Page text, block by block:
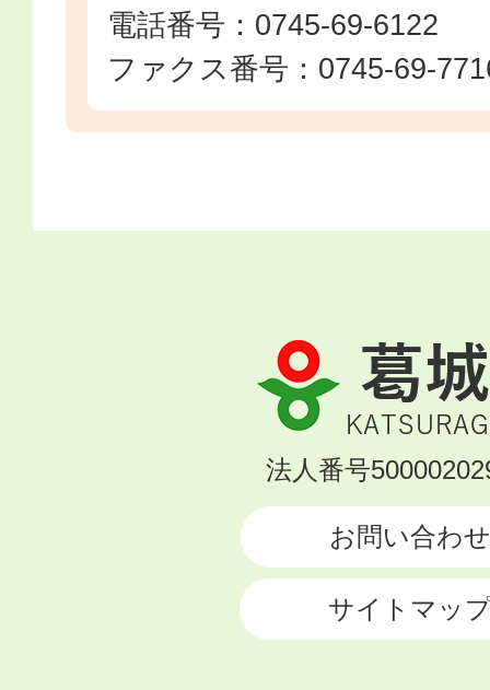
電話番号：0745-69-6122
ファクス番号：0745-69-
葛
城
市
KATSURAGI
法人番号
お問い合わせ
サイトマッ